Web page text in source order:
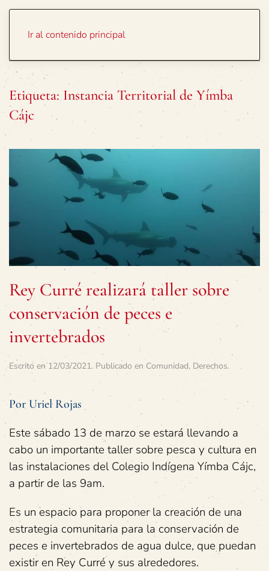
Ir al contenido principal
Etiqueta: Instancia Territorial de Yímba
Cájc
Rey Curré realizará taller sobre
conservación de peces e
invertebrados
Escrito en12/03/2021. Publicado en Comunidad, Derechos.
Por Uriel Rojas
Este sábado 13 de marzo se estará llevando a
cabo un importante taller sobre pesca y cultura en
las instalaciones del Colegio Indígena Yímba Cájc,
a partir de las 9am.
Es un espacio para proponer la creación de una
estrategia comunitaria para la conservación de
peces e invertebrados de agua dulce, que puedan
existir en Rey Curré y sus alrededores.